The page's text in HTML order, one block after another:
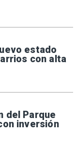
estado
con alta
del Parque
inversión